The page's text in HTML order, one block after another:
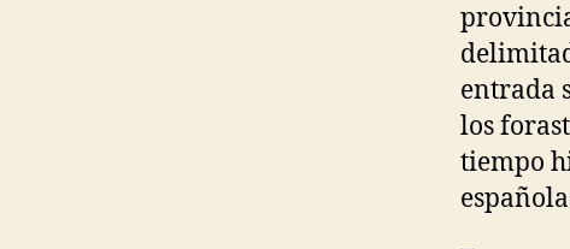
entrada
los
tiempo